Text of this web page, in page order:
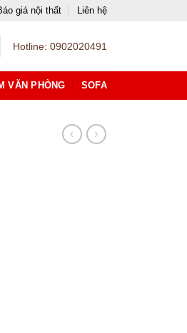
giá nội thất Liên hệ
Hotline: 0902020491
VĂN PHÒNG SOFA